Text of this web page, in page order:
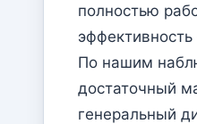
полностью
По нашим
достаточный
генеральный